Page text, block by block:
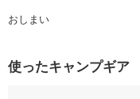
おしまい
使ったキャンプギア